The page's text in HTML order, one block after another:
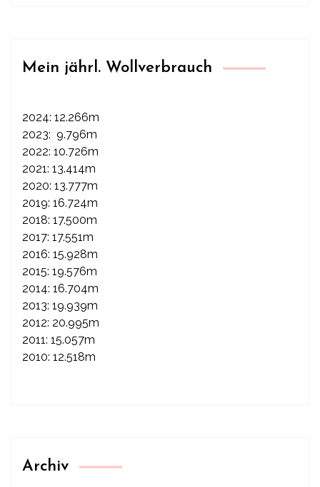
Mein jährl. Wollverbrauch
2024: 12.266m
2023: 9.796m
2022: 10.726m
2021: 13.414m
2020: 13.777m
2019: 16.724m
2018: 17.500m
2017: 17.551m
2016: 15.928m
2015: 19.576m
2014: 16.704m
2013: 19.939m
2012: 20.995m
2011: 15.057m
2010: 12.518m
Archiv